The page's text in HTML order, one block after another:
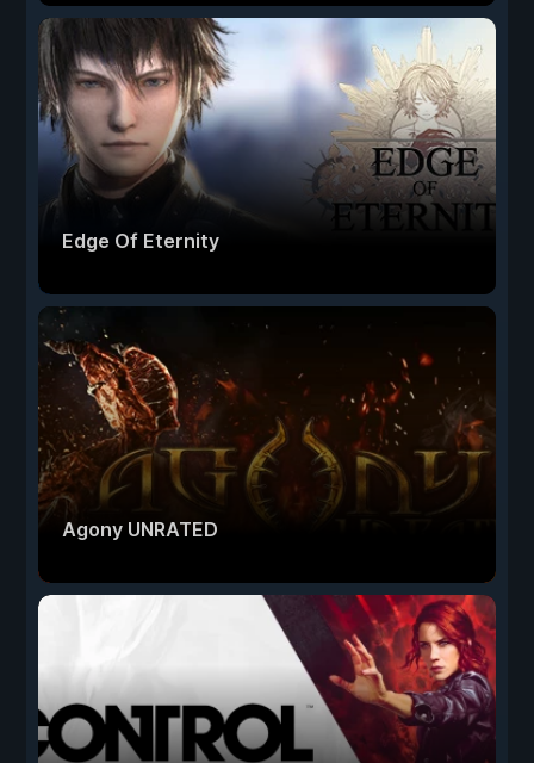
Edge Of Eternity
Agony UNRATED